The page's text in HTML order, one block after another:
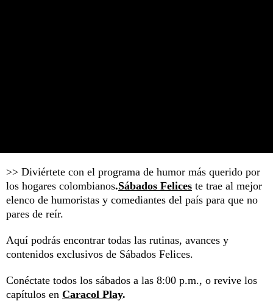
>> Diviértete con el programa de humor más querido por
los hogares colombianos.Sábados Felices te trae al mejor
elenco de humoristas y comediantes del país para que no
pares de reír.
Aquí podrás encontrar todas las rutinas, avances y
contenidos exclusivos de Sábados Felices.
Conéctate todos los sábados a las 8:00 p.m., o revive los
capítulos en Caracol Play.